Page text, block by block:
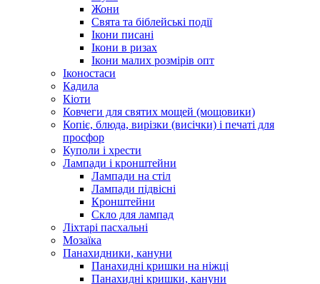
Жони
Свята та біблейські події
Ікони писані
Ікони в ризах
Ікони малих розмірів опт
Іконостаси
Кадила
Кіоти
Ковчеги для святих мощей (мощовики)
Копіє, блюда, вирізки (висічки) і печаті для
просфор
Куполи і хрести
Лампади і кронштейни
Лампади на стіл
Лампади підвісні
Кронштейни
Скло для лампад
Ліхтарі пасхальні
Мозаїка
Панахидники, кануни
Панахидні кришки на ніжці
Панахидні кришки, кануни